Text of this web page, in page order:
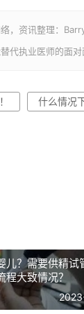
，资讯整理：
代执业医师的面
什么情况
儿？需要供精试
大致情况？